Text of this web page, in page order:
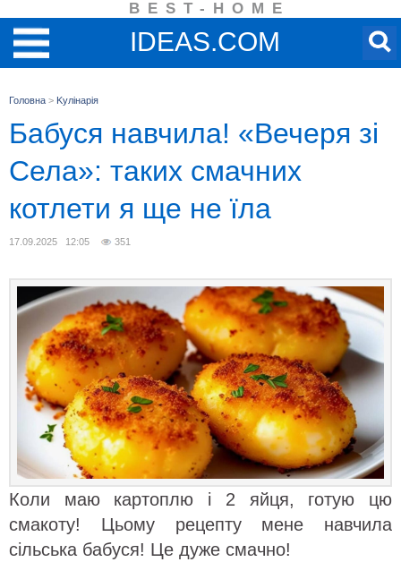
BEST-HOME
IDEAS.COM
Головна > Kулінарія
Бабуся навчила! «Вечеря зі
Села»: таких смачних
котлети я ще не їла
17.09.2025 12:05 351
Коли маю картоплю і 2 яйця, готую цю
смакоту! Цьому рецепту мене навчила
сільська бабуся! Це дуже смачно!